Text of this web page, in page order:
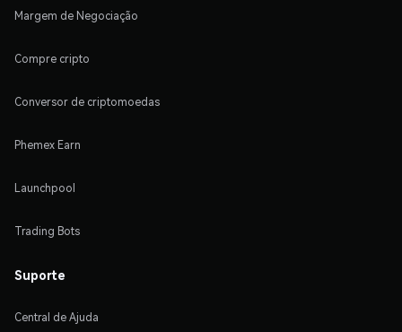
Margem de Negociação
Compre cripto
Conversor de criptomoedas
Phemex Earn
Launchpool
Trading Bots
Suporte
Central de Ajuda